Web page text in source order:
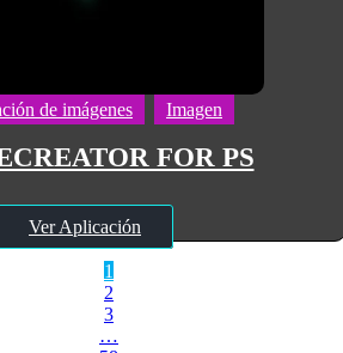
de imágenes Imagen
FOR PS
Ver Aplicación
1
2
3
…